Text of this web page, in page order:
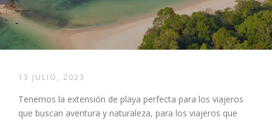
13 JULIO, 2023
Tenemos la extensión de playa perfecta para los viajeros
que buscan aventura y naturaleza, para los viajeros que